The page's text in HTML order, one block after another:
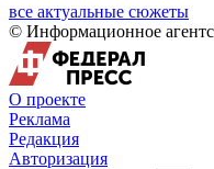
все актуальные сюжеты
© Информационное
О проекте
Реклама
Редакция
Авторизация